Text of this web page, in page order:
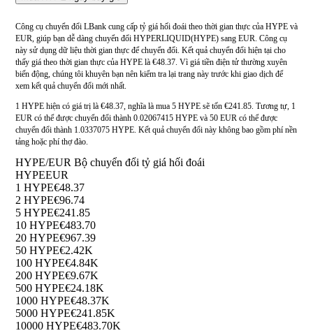
Công cụ chuyển đổi LBank cung cấp tỷ giá hối đoái theo thời gian thực của HYPE và
EUR, giúp bạn dễ dàng chuyển đổi HYPERLIQUID(HYPE) sang EUR. Công cụ
này sử dụng dữ liệu thời gian thực để chuyển đổi. Kết quả chuyển đổi hiện tại cho
thấy giá theo thời gian thực của HYPE là €48.37. Vì giá tiền điện tử thường xuyên
biến động, chúng tôi khuyên bạn nên kiểm tra lại trang này trước khi giao dịch để
xem kết quả chuyển đổi mới nhất.
1 HYPE hiện có giá trị là €48.37, nghĩa là mua 5 HYPE sẽ tốn €241.85. Tương tự, 1
EUR có thể được chuyển đổi thành 0.02067415 HYPE và 50 EUR có thể được
chuyển đổi thành 1.0337075 HYPE. Kết quả chuyển đổi này không bao gồm phí nền
tảng hoặc phí thợ đào.
HYPE/EUR Bộ chuyển đổi tỷ giá hối đoái
HYPEEUR
1 HYPE€48.37
2 HYPE€96.74
5 HYPE€241.85
10 HYPE€483.70
20 HYPE€967.39
50 HYPE€2.42K
100 HYPE€4.84K
200 HYPE€9.67K
500 HYPE€24.18K
1000 HYPE€48.37K
5000 HYPE€241.85K
10000 HYPE€483.70K